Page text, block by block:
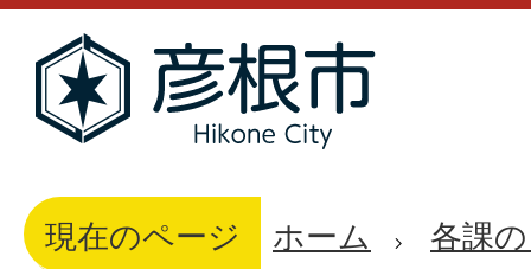
現在のページ ホーム 各課